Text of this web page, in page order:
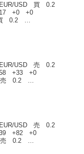
EUR/USD 買 0.2
+0 +0
0.2
EUR/USD 売 0.2
+33 +0
売 0.2
EUR/USD 売 0.2
+82 +0
売 0.2